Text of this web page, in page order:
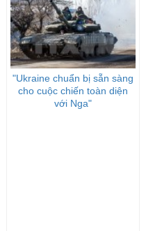
"Ukraine chuẩn bị sẵn sàng
cho cuộc chiến toàn diện
với Nga"